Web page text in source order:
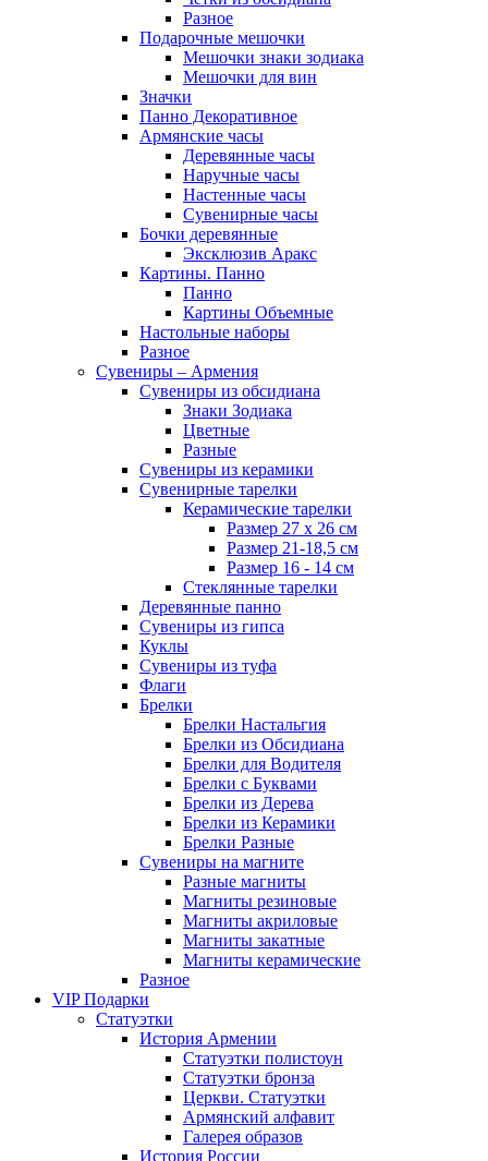
Разное
Подарочные мешочки
Мешочки знаки зодиака
Мешочки для вин
Значки
Панно Декоративное
Армянские часы
Деревянные часы
Наручные часы
Настенные часы
Сувенирные часы
Бочки деревянные
Эксклюзив Аракс
Картины. Панно
Панно
Картины Объемные
Настольные наборы
Разное
Сувениры – Армения
Сувениры из обсидиана
Знаки Зодиака
Цветные
Разные
Сувениры из керамики
Сувенирные тарелки
Керамические тарелки
Размер 27 х 26 см
Размер 21-18,5 см
Размер 16 - 14 см
Стеклянные тарелки
Деревянные панно
Сувениры из гипса
Куклы
Сувениры из туфа
Флаги
Брелки
Брелки Настальгия
Брелки из Обсидиана
Брелки для Водителя
Брелки с Буквами
Брелки из Дерева
Брелки из Керамики
Брелки Разные
Сувениры на магните
Разные магниты
Магниты резиновые
Магниты акриловые
Магниты закатные
Магниты керамические
Разное
VIP Подарки
Статуэтки
История Армении
Статуэтки полистоун
Статуэтки бронза
Церкви. Статуэтки
Армянский алфавит
Галерея образов
История России